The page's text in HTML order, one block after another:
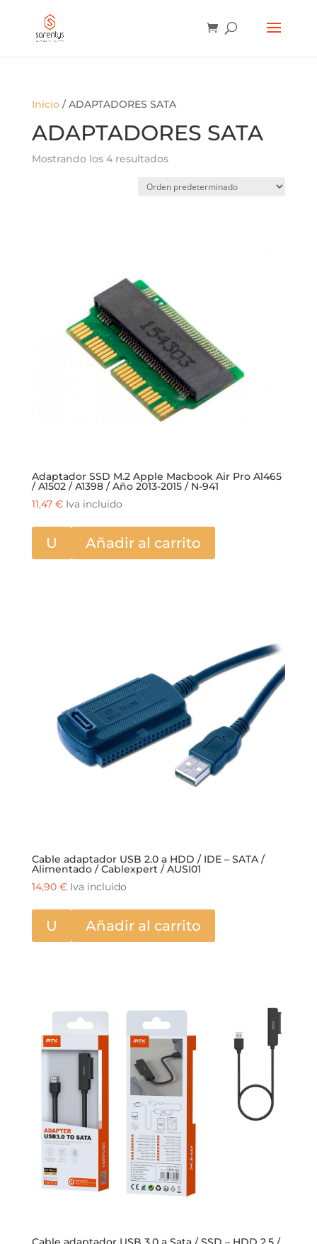
PRODUCTOS
Inicio/ ADAPTADORES SATA
ADAPTADORES SATA
Mostrando los 4 resultados
Adaptador SSD M.2 Apple Macbook Air Pro A1465
/ A1502 / A1398 / Año 2013-2015 / N-941
11,47 € Iva incluido
U Añadir al carrito
Cable adaptador USB 2.0 a HDD / IDE – SATA /
Alimentado / Cablexpert / AUSI01
14,90 € Iva incluido
U Añadir al carrito